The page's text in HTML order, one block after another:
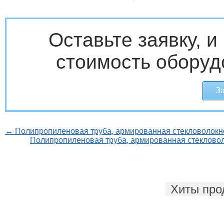
Оставьте заявку,
стоимость
← Полипропиленовая труба, армированная
Полипропиленовая труба, армированная
Хиты